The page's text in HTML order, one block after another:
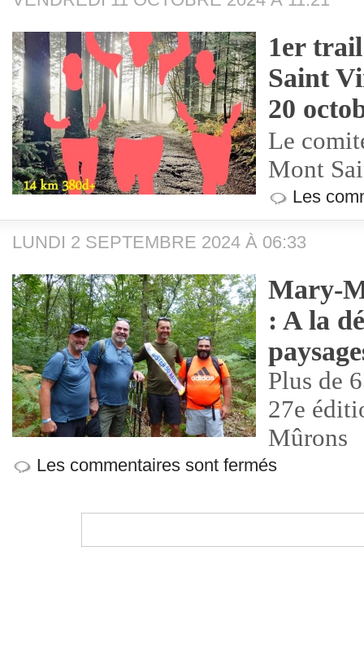
1er
Saint
20
Le
Mont
Les
LUNDI 2 SEPTEMBRE 2024 À 06:33
Mary-
: A la
Plus de
27e
Mûrons
Les commentaires sont fermés